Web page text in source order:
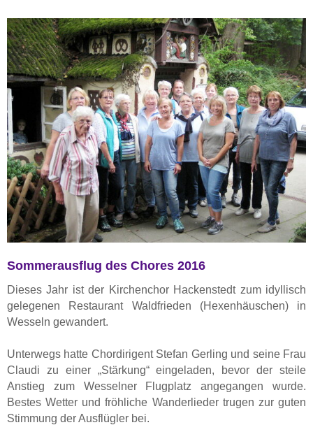
Sommerausflug des Chores 2016
Dieses Jahr ist der Kirchenchor Hackenstedt zum idyllisch
gelegenen Restaurant Waldfrieden (Hexenhäuschen) in
Wesseln gewandert.
Unterwegs hatte Chordirigent Stefan Gerling und seine Frau
Claudi zu einer „Stärkung“ eingeladen, bevor der steile
Anstieg zum Wesselner Flugplatz angegangen wurde.
Bestes Wetter und fröhliche Wanderlieder trugen zur guten
Stimmung der Ausflügler bei.